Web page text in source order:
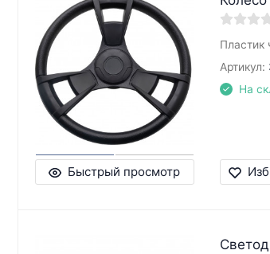
Быстрый просмотр
Пластик
Артикул:
На